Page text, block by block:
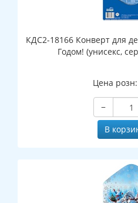
КДС2-18166 Конверт для
Годом! (унисекс,
Цена розн:
−
В